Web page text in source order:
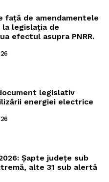
față de amendamentele
legislația de
efectul asupra PNRR.
legislativ
energiei electrice
Șapte județe sub
alte 31 sub alertă